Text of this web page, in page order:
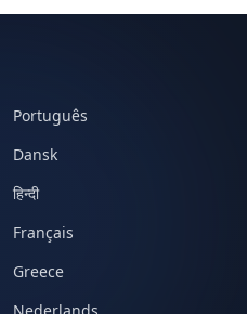
Português
Dansk
हिन्दी
Français
Greece